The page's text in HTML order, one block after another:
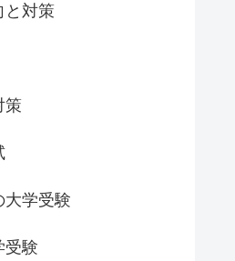
と対策
策
大学受験
受験